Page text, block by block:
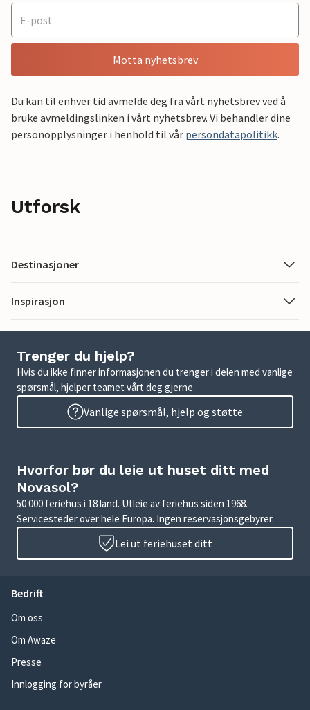
Motta nyhetsbrev
Du kan til enhver tid avmelde deg fra vårt nyhetsbrev ved å
bruke avmeldingslinken i vårt nyhetsbrev. Vi behandler dine
personopplysninger i henhold til vår persondatapolitikk.
Utforsk
Destinasjoner
Inspirasjon
Trenger du hjelp?
Hvis du ikke finner informasjonen du trenger i delen med vanlige
spørsmål, hjelper teamet vårt deg gjerne.
Vanlige spørsmål, hjelp og støtte
Hvorfor bør du leie ut huset ditt med
Novasol?
50 000 feriehus i 18 land. Utleie av feriehus siden 1968.
Servicesteder over hele Europa. Ingen reservasjonsgebyrer.
Lei ut feriehuset ditt
Bedrift
Om oss
Om Awaze
Presse
Innlogging for byråer